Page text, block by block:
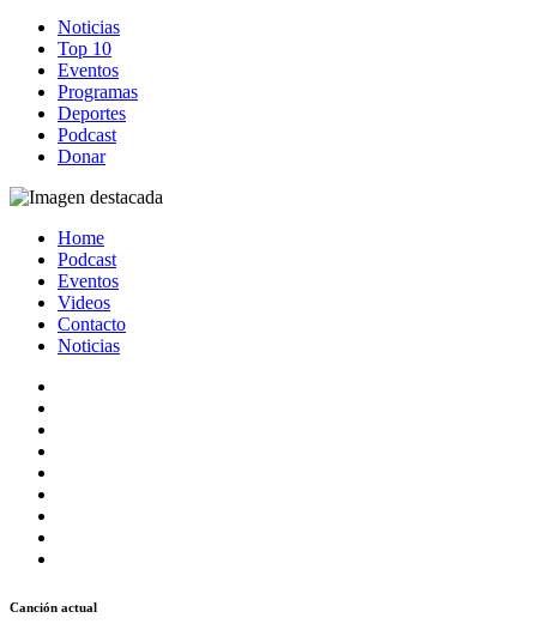
Noticias
Top 10
Eventos
Programas
Deportes
Podcast
Donar
Home
Podcast
Eventos
Videos
Contacto
Noticias
Canción actual